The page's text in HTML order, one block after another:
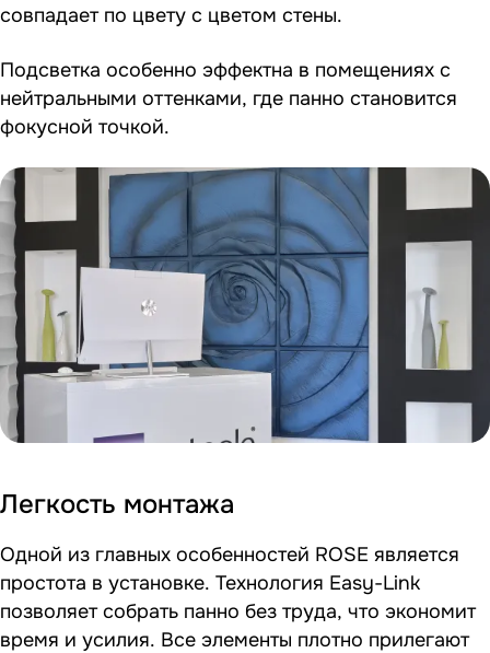
совпадает по цвету с цветом стены.
Подсветка особенно эффектна в помещениях с
нейтральными оттенками, где панно становится
фокусной точкой.
Легкость монтажа
Одной из главных особенностей ROSE является
простота в установке. Технология Easy-Link
позволяет собрать панно без труда, что экономит
время и усилия. Все элементы плотно прилегают